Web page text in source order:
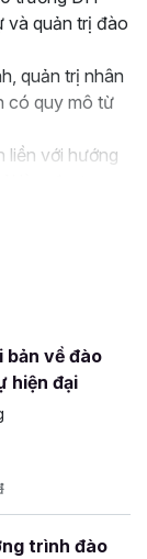
và quản trị đào
quản trị nhân
có quy mô từ
liền với hướng
làm được
bản về đào
hiện đại
trình đào